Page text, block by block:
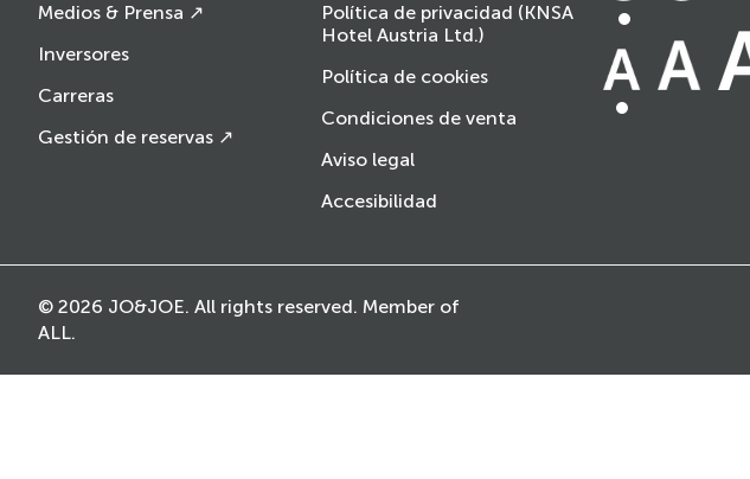
Medios & Prensa ↗
Inversores
Carreras
Gestión de reservas ↗
Política de privacidad (KNSA
Hotel Austria Ltd.)
Política de cookies
Condiciones de venta
Aviso legal
Accesibilidad
© 2026 JO&JOE. All rights reserved. Member of
ALL.